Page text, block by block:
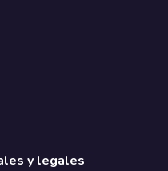
y legales